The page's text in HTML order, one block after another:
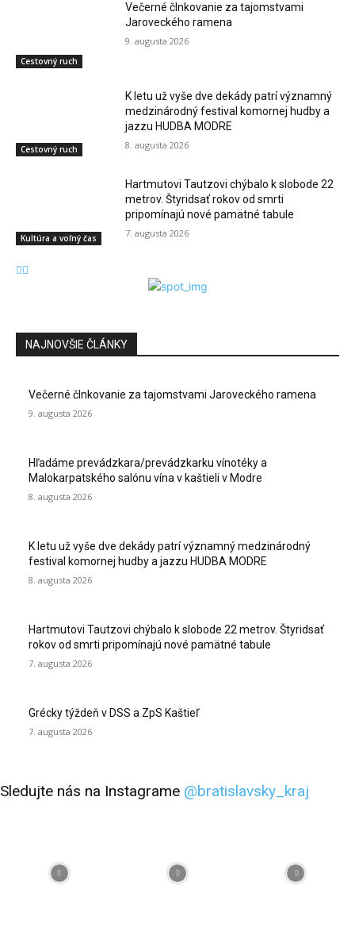
Cestovný ruch
Večerné člnkovanie za tajomstvami
Jaroveckého ramena
9. augusta 2026
Cestovný ruch
K letu už vyše dve dekády patrí významný
medzinárodný festival komornej hudby a
jazzu HUDBA MODRE
8. augusta 2026
Kultúra a voľný čas
Hartmutovi Tautzovi chýbalo k slobode 22
metrov. Štyridsať rokov od smrti
pripomínajú nové pamätné tabule
7. augusta 2026
NAJNOVŠIE ČLÁNKY
Večerné člnkovanie za tajomstvami Jaroveckého ramena
9. augusta 2026
Hľadáme prevádzkara/prevádzkarku vínotéky a
Malokarpatského salónu vína v kaštieli v Modre
8. augusta 2026
K letu už vyše dve dekády patrí významný medzinárodný
festival komornej hudby a jazzu HUDBA MODRE
8. augusta 2026
Hartmutovi Tautzovi chýbalo k slobode 22 metrov. Štyridsať
rokov od smrti pripomínajú nové pamätné tabule
7. augusta 2026
Grécky týždeň v DSS a ZpS Kaštieľ
7. augusta 2026
Sledujte nás na Instagrame @bratislavsky_kraj